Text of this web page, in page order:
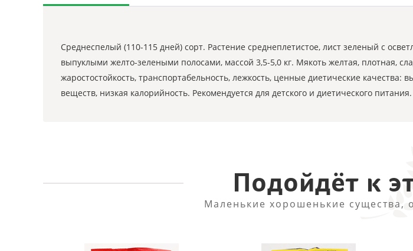
Среднеспелый (110-115 дней) сорт. Растение среднеплетистое, лист зеленый с
выпуклыми желто-зелеными полосами, массой 3,5-5,0 кг. Мякоть желтая, плотная,
жаростостойкость, транспортабельность, лежкость, ценные диетические
веществ, низкая калорийность. Рекомендуется для детского и диетического питания.
Подойдёт к
Маленькие хорошенькие существа,